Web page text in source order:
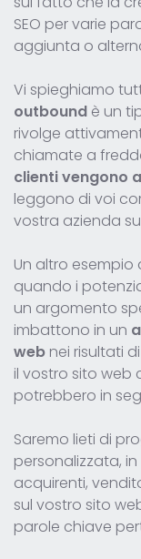
SEO per varie
aggiunta o
Vi spieghiamo
outbound è un
rivolge
chiamate a
clienti vengono
leggono di voi
vostra azienda
Un altro
quando i
un argomento
imbattono in un
web nei risultati
il vostro sito
potrebbero in
Saremo lieti di
personalizzata,
acquirenti,
sul vostro sito
parole chiave